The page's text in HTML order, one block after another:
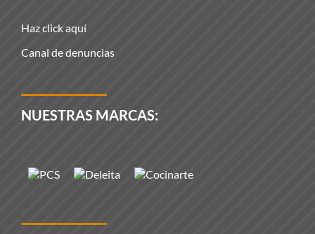
Haz click aquí
Canal de denuncias
NUESTRAS MARCAS: